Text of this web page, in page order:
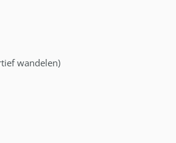
wandelen)